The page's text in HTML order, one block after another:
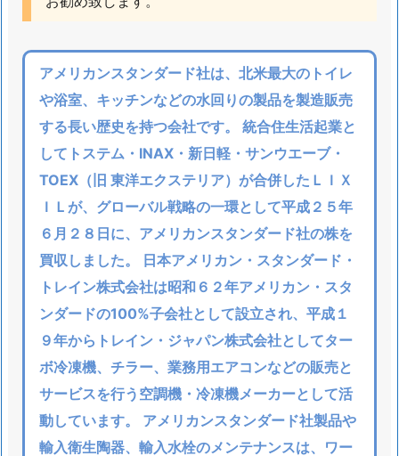
れ
て
止
な
い
1.
7.
2.
市
川
宮
久
保
ト
イ
アメリカンスタンダード社は、北米最大のトイレ
や浴室、キッチンなどの水回りの製品を製造販売
する長い歴史を持つ会社です。 統合住生活起業と
してトステム・INAX・新日軽・サンウエーブ・
TOEX（旧 東洋エクステリア）が合併したＬＩＸ
ＩＬが、グローバル戦略の一環として平成２５年
６月２８日に、アメリカンスタンダード社の株を
買収しました。 日本アメリカン・スタンダード・
トレイン株式会社は昭和６２年アメリカン・スタ
ンダードの100%子会社として設立され、平成１
９年からトレイン・ジャパン株式会社としてター
ボ冷凍機、チラー、業務用エアコンなどの販売と
サービスを行う空調機・冷凍機メーカーとして活
動しています。 アメリカンスタンダード社製品や
輸入衛生陶器、輸入水栓のメンテナンスは、ワー